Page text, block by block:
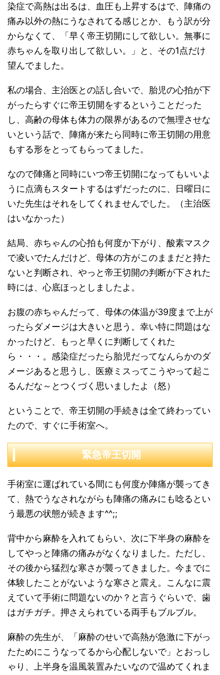
染症で高熱は出るは、血圧も上昇するはで、陣痛の
痛み以外の熱にうなされてる感じとか、もう訳が分
からなくて、「早く帝王切開にして欲しい。無事に
赤ちゃんを取り出して欲しい。」と、その1点だけ
望んでました。
私の場合、主治医との話し合いで、胎児の心拍が下
がったらすぐに帝王切開をするということだった
し、高齢の母体も体力の限界があるので無理させな
いという話で、陣痛が来たら同時に帝王切開の用意
もする形をとってもらってました。
なので陣痛と同時にいつ帝王切開になってもいいよ
うに点滴もスタートするはずだったのに、日曜日に
いた先生はそれをしてくれませんでした。（主治医
はいなかった）
結局、赤ちゃんの心拍も何度か下がり、酸素マスク
で凌いでたんだけど、母体の方がこのままだと持た
ないと判断され、やっと帝王切開の判断が下された
時には、心底ほっとしましたよ。
お腹の赤ちゃんだって、母体の体温が39度まで上が
ったらダメージは大きいと思う。幸い特に問題はな
かったけど、もっと早くに判断してくれた
ら・・・。感染症だったら胎児だってなんらかのダ
メージあると思うし、医療ミスってこうやって起こ
るんだな～とつくづく思いましたよ（怒）
ということで、帝王切開の手続きは全て終わってい
たので、すぐに手術室へ。
緊急帝王切開
手術室に運ばれている間にも何度か陣痛が襲ってき
て、熱でうなされながらも陣痛の痛みにも唸るとい
う最悪の状態が続きます^^;;
背中から麻酔を入れてもらい、次に下半身の麻酔を
してやっと陣痛の痛みがなくなりました。ただし、
その後から猛烈な寒さが襲ってきました。今までに
体験したことがないような寒さと震え。こんなに震
えていて手術に問題ないのか？と言うぐらいで、歯
はガチガチ。押さえられている両手もブルブル。
麻酔の先生が、「麻酔のせいで高熱が急激に下がっ
たためにこうなってるから心配しないで」とおっし
ゃり、上半身を温風装置みたいなので温めてくれま